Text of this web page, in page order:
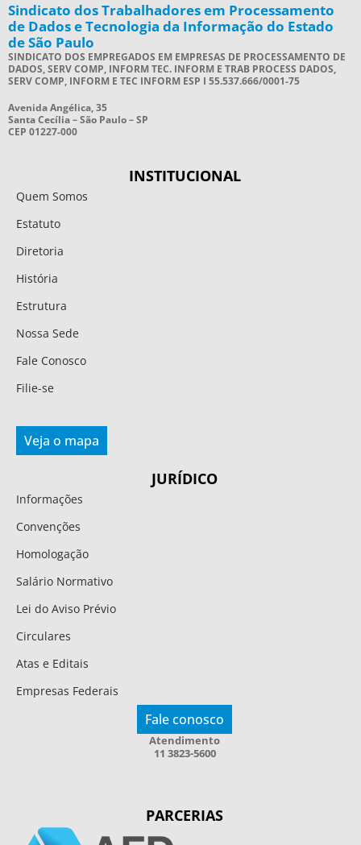
Sindicato dos Trabalhadores em Processamento
de Dados e Tecnologia da Informação do Estado
de São Paulo
SINDICATO DOS EMPREGADOS EM EMPRESAS DE PROCESSAMENTO DE
DADOS, SERV COMP, INFORM TEC. INFORM E TRAB PROCESS DADOS,
SERV COMP, INFORM E TEC INFORM ESP I 55.537.666/0001-75
Avenida Angélica, 35
Santa Cecília – São Paulo – SP
CEP 01227-000
INSTITUCIONAL
Quem Somos
Estatuto
Diretoria
História
Estrutura
Nossa Sede
Fale Conosco
Filie-se
Veja o mapa
JURÍDICO
Informações
Convenções
Homologação
Salário Normativo
Lei do Aviso Prévio
Circulares
Atas e Editais
Empresas Federais
Fale conosco
Atendimento
11 3823-5600
PARCERIAS